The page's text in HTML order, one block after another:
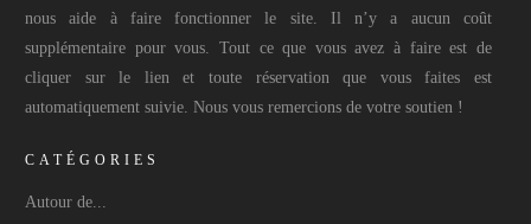
nous aide à faire fonctionner le site. Il n’y a aucun coût
supplémentaire pour vous. Tout ce que vous avez à faire est de
cliquer sur le lien et toute réservation que vous faites est
automatiquement suivie. Nous vous remercions de votre soutien !
CATÉGORIES
Autour de...